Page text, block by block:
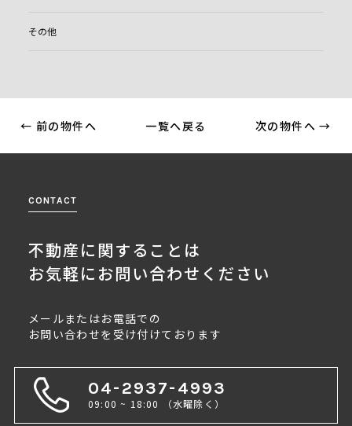
その他
← 前の物件へ 一覧へ戻る 次の物件へ →
CONTACT
不動産に関することは
お気軽にお問い合わせください
メールまたはお電話での
お問い合わせを受け付けております
04-2937-4993
09:00 ~ 18:00 （水曜除く）